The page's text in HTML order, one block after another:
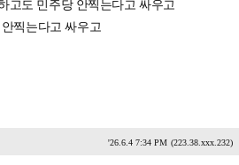
고도 민주당 안찍는다고 싸우고
찍는다고 싸우고
'26.6.4 7:34 PM (223.38.xxx.232)